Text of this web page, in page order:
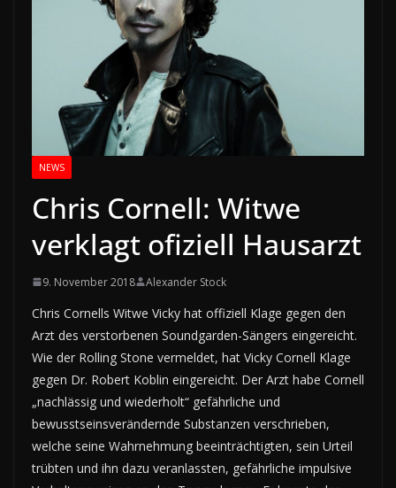
NEWS
Chris Cornell: Witwe
verklagt ofiziell Hausarzt
9. November 2018 Alexander Stock
Chris Cornells Witwe Vicky hat offiziell Klage gegen den
Arzt des verstorbenen Soundgarden-Sängers eingereicht.
Wie der Rolling Stone vermeldet, hat Vicky Cornell Klage
gegen Dr. Robert Koblin eingereicht. Der Arzt habe Cornell
„nachlässig und wiederholt“ gefährliche und
bewusstseinsverändernde Substanzen verschrieben,
welche seine Wahrnehmung beeinträchtigten, sein Urteil
trübten und ihn dazu veranlassten, gefährliche impulsive